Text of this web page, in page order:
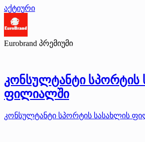
აქტიური
Eurobrand პრემიუმი
კონსულტანტი სპორტის
ფილიალში
კონსულტანტი სპორტის სასახლის